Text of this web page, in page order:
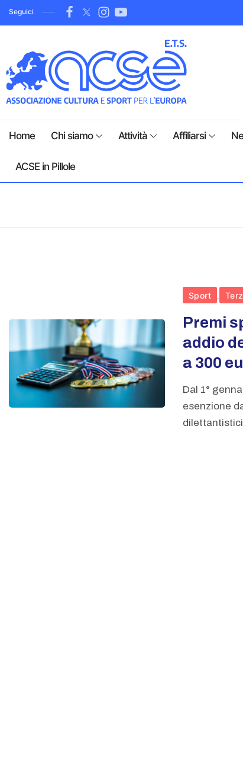
Seguici
Home Chi siamo Attività Affiliarsi
ACSE in Pillole
Sport
Premi
addio
a 300
Dal 1°
esenzione